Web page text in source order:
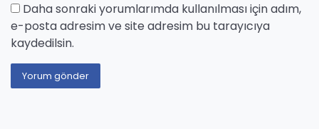
Daha sonraki yorumlarımda kullanılması için adım,
e-posta adresim ve site adresim bu tarayıcıya
kaydedilsin.